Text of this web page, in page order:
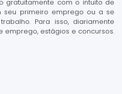
gratuitamente com o intuito de
seu primeiro emprego ou a se
Para isso, diariamente
emprego, estágios e concursos.